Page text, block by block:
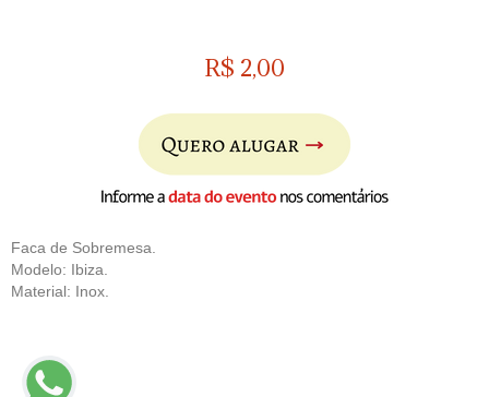
R$ 2,00
Faca de Sobremesa.
Modelo: Ibiza.
Material: Inox.